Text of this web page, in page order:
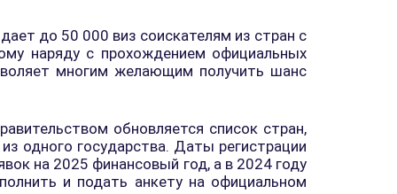
до 50 000 виз соискателям из стран с
наряду с прохождением официальных
многим желающим получить шанс
обновляется список стран,
одного государства. Даты регистрации
на 2025 финансовый год, а в 2024 году
и подать анкету на официальном